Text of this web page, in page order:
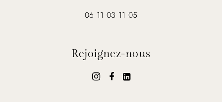
06 11 03 11 05
Rejoignez-nous